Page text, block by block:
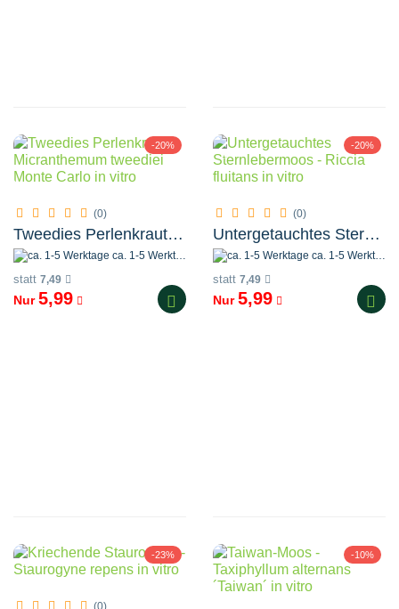
-20%
(0)
Tweedies Perlenkraut - Micranthemum tweediei Monte Carlo in vitro
ca. 1-5 Werktage
statt 7,49
Nur5,99
-20%
(0)
Untergetauchtes Sternlebermoos - Riccia fluitans in vitro
ca. 1-5 Werktage
statt 7,49
Nur5,99
-23%
(0)
-10%